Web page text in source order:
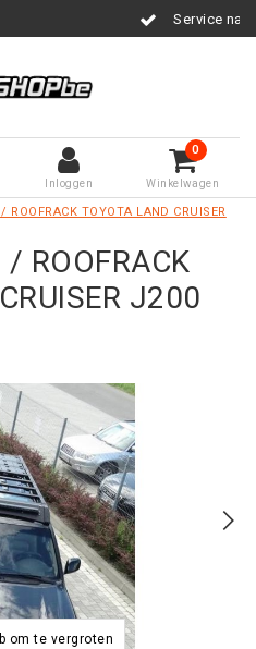
Service na verkoop
Inloggen
0
Winkelwagen
ROOFRACK TOYOTA LAND CRUISER
ROOFRACK
J200
om te vergroten